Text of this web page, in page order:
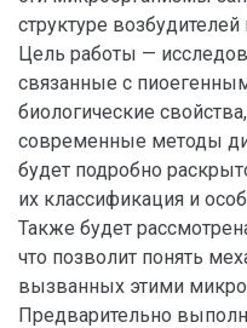
структуре
Цель работы —
связанные с
биологические
современные методы
будет подробно
их классификация и
Также будет
что позволит понять
вызванных этими
Предварительно